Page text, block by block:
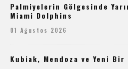
Palmiyelerin Gölgesinde
Miami Dolphins
01 Ağustos 2026
Kubiak, Mendoza ve Yeni Bir